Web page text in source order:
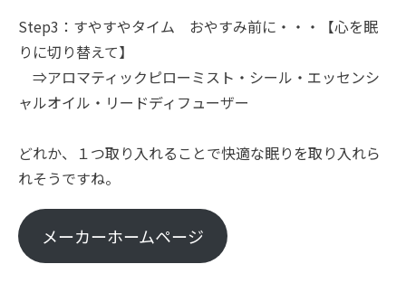
Step3：すやすやタイム おやすみ前に・・・【心を眠
りに切り替えて】
⇒アロマティックピローミスト・シール・エッセンシ
ャルオイル・リードディフューザー
どれか、１つ取り入れることで快適な眠りを取り入れら
れそうですね。
メーカーホームページ